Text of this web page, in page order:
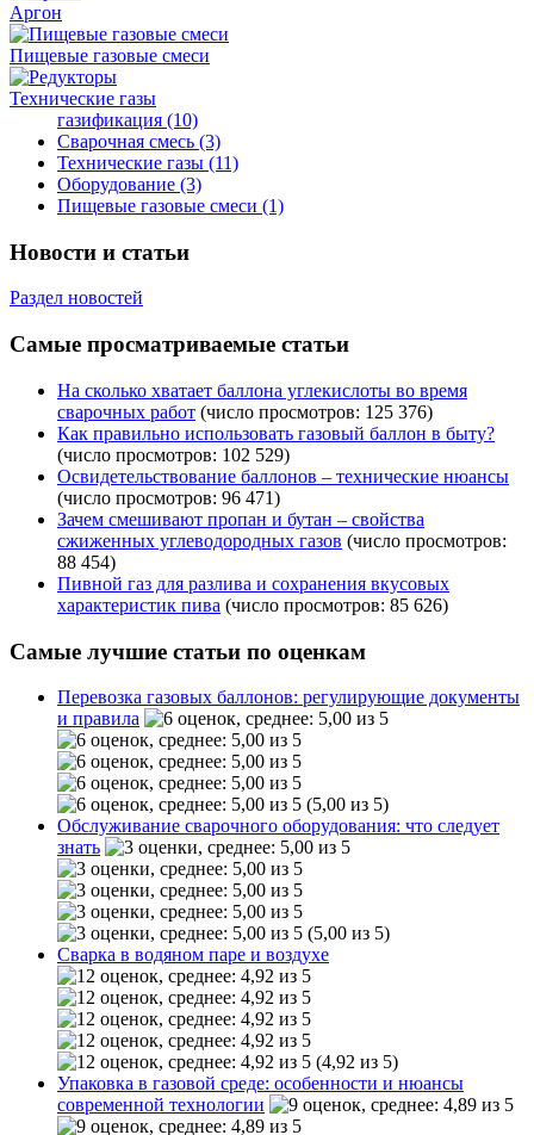
Аргон
Пищевые газовые смеси
Технические газы
газификация (10)
Сварочная смесь (3)
Технические газы (11)
Оборудование (3)
Пищевые газовые смеси (1)
Новости и статьи
Раздел новостей
Самые просматриваемые статьи
На сколько хватает баллона углекислоты во время
сварочных работ (число просмотров: 125 376)
Как правильно использовать газовый баллон в быту?
(число просмотров: 102 529)
Освидетельствование баллонов – технические нюансы
(число просмотров: 96 471)
Зачем смешивают пропан и бутан – свойства
сжиженных углеводородных газов (число просмотров:
88 454)
Пивной газ для разлива и сохранения вкусовых
характеристик пива (число просмотров: 85 626)
Самые лучшие статьи по оценкам
Перевозка газовых баллонов: регулирующие документы
и правила
(5,00 из 5)
Обслуживание сварочного оборудования: что следует
знать
(5,00 из 5)
Сварка в водяном паре и воздухе
(4,92 из 5)
Упаковка в газовой среде: особенности и нюансы
современной технологии